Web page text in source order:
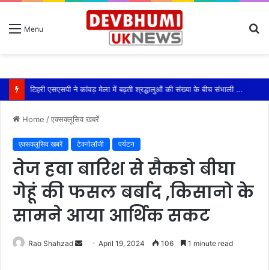
Menu
टिहरी एसएसपी ने कांवड़ मेला में बढ़ती श्रद्धालुओं की संख्या के बीच संभाली यातायात की कमान
Home /एक्सक्लूसिव खबरें
एक्सक्लूसिव खबरें टेक्नोलॉजी पर्यटन
तेज हवा बारिश से सैकडो बीघा
गेहूं की फसल बर्बाद ,किसानो के
सामने आया आर्थिक सकट
Rao Shahzad
SendApril 19, 2024 106 1 minute read